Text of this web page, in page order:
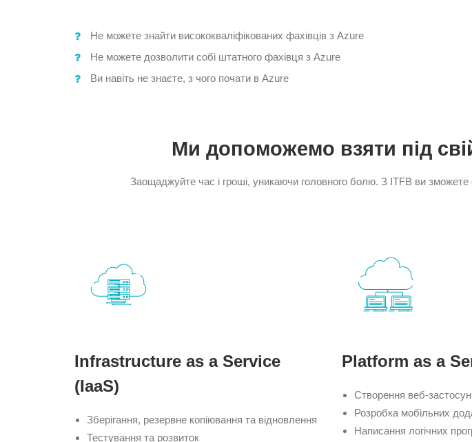
Не можете знайти висококваліфікованих фахівців з Azure
Не можете дозволити собі штатного фахівця з Azure
Ви навіть не знаєте, з чого почати в Azure
Ми допоможемо взяти під
Заощаджуйте час і гроші, уникаючи головного болю. З ITFB ви
Infrastructure as a Service
(IaaS)
Зберігання, резервне копіювання та відновлення
Тестування та розвиток
Platform as a
Створення веб-
Розробка мобільних
Написання логічних